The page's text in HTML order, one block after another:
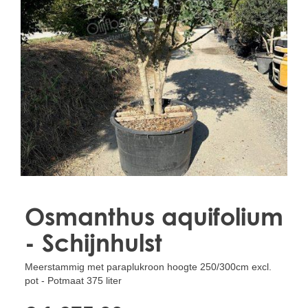
Treesafe
VORSTBESCHERMINGVOORBOMEN.NL
WINTERSCHUTZFUERBAEUME.DE
FROSTPROTECTIONFORTREES.CO.UK
Terracotta
TERRACOTTA.NL
TERRACOTTA.BE
TERRAKOTTA.DE
Osmanthus aquifolium
- Schijnhulst
Meerstammig met paraplukroon hoogte 250/300cm excl.
pot - Potmaat 375 liter